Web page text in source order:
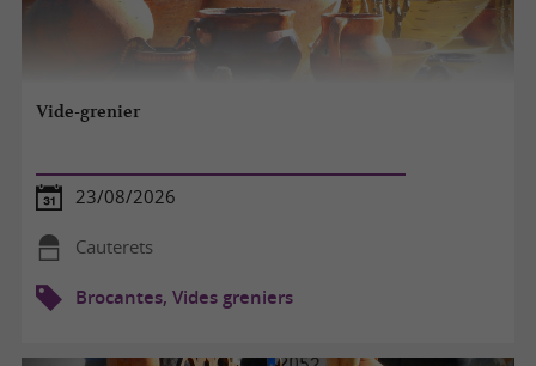
Vide-grenier
23/08/2026
Cauterets
Brocantes, Vides greniers